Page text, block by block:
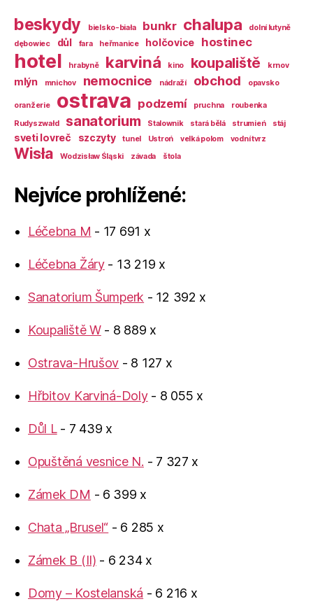
beskydy bielsko-biała bunkr chalupa
dolní lutyně
dębowiec
důl fara heřmanice holčovice hostinec
hotel hrabyně karviná kino koupaliště krnov
mlýn mnichov nemocnice nádraží obchod opavsko
oranžerie ostrava podzemí pruchna
roubenka
Rudyszwałd
sanatorium Stalownik stará bělá strumień stáj
sveti lovreč szczyty tunel Ustroń velká polom vodní tvrz
Wisła Wodzisław Śląski závada štola
Nejvíce prohlížené:
Léčebna M - 17 691 x
Léčebna Žáry- 13 219 x
Sanatorium Šumperk - 12 392 x
Koupaliště W- 8 889 x
Ostrava-Hrušov - 8 127 x
Hřbitov Karviná-Doly- 8 055 x
Důl L- 7 439 x
Opuštěná vesnice N. - 7 327 x
Zámek DM - 6 399 x
Chata „Brusel“ - 6 285 x
Zámek B (II) - 6 234 x
Domy – Kostelanská - 6 216 x